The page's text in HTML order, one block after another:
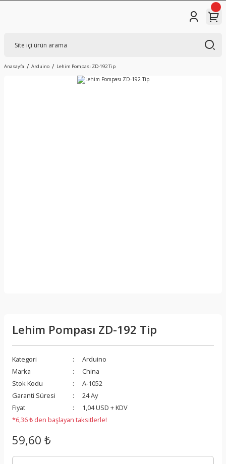
Anasayfa Arduino Lehim Pompası ZD-192 Tip
Lehim Pompası ZD-192 Tip
Kategori
Arduino
Marka
China
Stok Kodu
A-1052
Garanti Süresi
24 Ay
Fiyat
1,04 USD + KDV
*6,36 ₺ den başlayan taksitlerle!
59,60 ₺